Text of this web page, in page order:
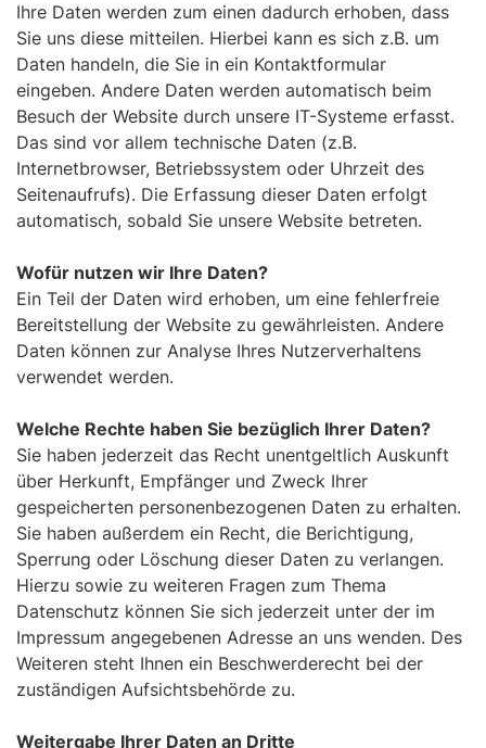
Ihre Daten werden zum einen dadurch erhoben, dass
Sie uns diese mitteilen. Hierbei kann es sich z.B. um
Daten handeln, die Sie in ein Kontaktformular
eingeben. Andere Daten werden automatisch beim
Besuch der Website durch unsere IT-Systeme erfasst.
Das sind vor allem technische Daten (z.B.
Internetbrowser, Betriebssystem oder Uhrzeit des
Seitenaufrufs). Die Erfassung dieser Daten erfolgt
automatisch, sobald Sie unsere Website betreten.
Wofür nutzen wir Ihre Daten?
Ein Teil der Daten wird erhoben, um eine fehlerfreie
Bereitstellung der Website zu gewährleisten. Andere
Daten können zur Analyse Ihres Nutzerverhaltens
verwendet werden.
Welche Rechte haben Sie bezüglich Ihrer Daten?
Sie haben jederzeit das Recht unentgeltlich Auskunft
über Herkunft, Empfänger und Zweck Ihrer
gespeicherten personenbezogenen Daten zu erhalten.
Sie haben außerdem ein Recht, die Berichtigung,
Sperrung oder Löschung dieser Daten zu verlangen.
Hierzu sowie zu weiteren Fragen zum Thema
Datenschutz können Sie sich jederzeit unter der im
Impressum angegebenen Adresse an uns wenden. Des
Weiteren steht Ihnen ein Beschwerderecht bei der
zuständigen Aufsichtsbehörde zu.
Weitergabe Ihrer Daten an Dritte